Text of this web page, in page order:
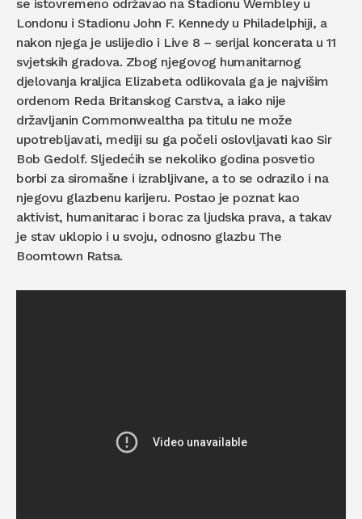
se istovremeno održavao na Stadionu Wembley u
Londonu i Stadionu John F. Kennedy u Philadelphiji, a
nakon njega je uslijedio i Live 8 – serijal koncerata u 11
svjetskih gradova. Zbog njegovog humanitarnog
djelovanja kraljica Elizabeta odlikovala ga je najvišim
ordenom Reda Britanskog Carstva, a iako nije
državljanin Commonwealtha pa titulu ne može
upotrebljavati, mediji su ga počeli oslovljavati kao Sir
Bob Gedolf. Sljedećih se nekoliko godina posvetio
borbi za siromašne i izrabljivane, a to se odrazilo i na
njegovu glazbenu karijeru. Postao je poznat kao
aktivist, humanitarac i borac za ljudska prava, a takav
je stav uklopio i u svoju, odnosno glazbu The
Boomtown Ratsa.